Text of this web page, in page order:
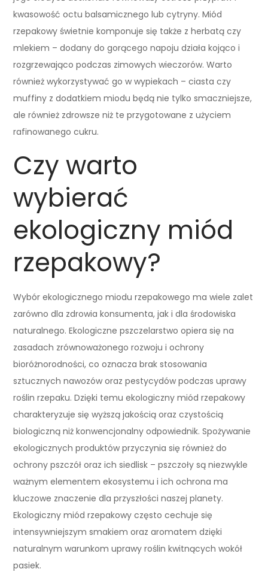
kwasowość octu balsamicznego lub cytryny. Miód
rzepakowy świetnie komponuje się także z herbatą czy
mlekiem – dodany do gorącego napoju działa kojąco i
rozgrzewająco podczas zimowych wieczorów. Warto
również wykorzystywać go w wypiekach – ciasta czy
muffiny z dodatkiem miodu będą nie tylko smaczniejsze,
ale również zdrowsze niż te przygotowane z użyciem
rafinowanego cukru.
Czy warto
wybierać
ekologiczny miód
rzepakowy?
Wybór ekologicznego miodu rzepakowego ma wiele zalet
zarówno dla zdrowia konsumenta, jak i dla środowiska
naturalnego. Ekologiczne pszczelarstwo opiera się na
zasadach zrównoważonego rozwoju i ochrony
bioróżnorodności, co oznacza brak stosowania
sztucznych nawozów oraz pestycydów podczas uprawy
roślin rzepaku. Dzięki temu ekologiczny miód rzepakowy
charakteryzuje się wyższą jakością oraz czystością
biologiczną niż konwencjonalny odpowiednik. Spożywanie
ekologicznych produktów przyczynia się również do
ochrony pszczół oraz ich siedlisk – pszczoły są niezwykle
ważnym elementem ekosystemu i ich ochrona ma
kluczowe znaczenie dla przyszłości naszej planety.
Ekologiczny miód rzepakowy często cechuje się
intensywniejszym smakiem oraz aromatem dzięki
naturalnym warunkom uprawy roślin kwitnących wokół
pasiek.